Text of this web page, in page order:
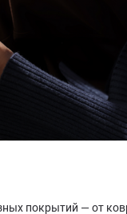
покрытий — от